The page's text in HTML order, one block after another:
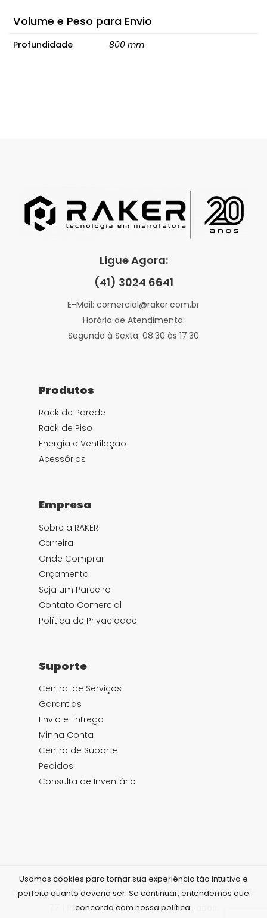
Volume e Peso para Envio
Profundidade 800 mm
Ligue Agora:
(41) 3024 6641
E-Mail: comercial@raker.com.br
Horário de Atendimento:
Segunda à Sexta: 08:30 às 17:30
Produtos
Rack de Parede
Rack de Piso
Energia e Ventilação
Acessórios
Empresa
Sobre a RAKER
Carreira
Onde Comprar
Orçamento
Seja um Parceiro
Contato Comercial
Política de Privacidade
Suporte
Central de Serviços
Garantias
Envio e Entrega
Minha Conta
Centro de Suporte
Pedidos
Consulta de Inventário
Copyright © 2003-2025 raker.com.br | CNPJ: .690.108/0001-
77 | RAKER | Todos os direitos reservados.
Usamos cookies para tornar sua experiência tão intuitiva e
perfeita quanto deveria ser. Se continuar, entendemos que
concorda com nossa política.